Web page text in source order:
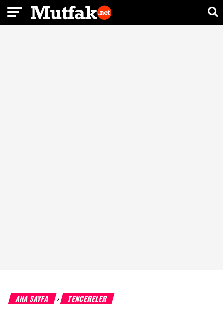
ANA SAYFA › TENCERELER